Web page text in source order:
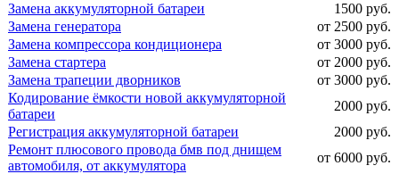
Замена аккумуляторной батареи
1500 руб.
Замена генератора
от 2500 руб.
Замена компрессора кондиционера
от 3000 руб.
Замена стартера
от 2000 руб.
Замена трапеции дворников
от 3000 руб.
Кодирование ёмкости новой аккумуляторной
батареи
2000 руб.
Регистрация аккумуляторной батареи
2000 руб.
Ремонт плюсового провода бмв под днищем
автомобиля, от аккумулятора
от 6000 руб.